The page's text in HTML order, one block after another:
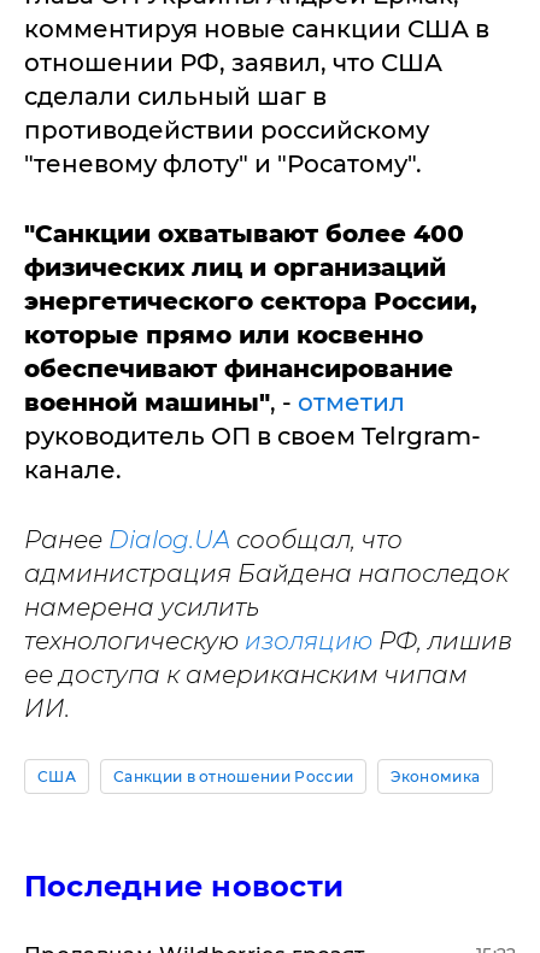
комментируя новые санкции США в
отношении РФ, заявил, что США
сделали сильный шаг в
противодействии российскому
"теневому флоту" и "Росатому".
"Санкции охватывают более 400
физических лиц и организаций
энергетического сектора России,
которые прямо или косвенно
обеспечивают финансирование
военной машины", - отметил
руководитель ОП в своем Telrgram-
канале.
Ранее Dialog.UA сообщал, что
администрация Байдена напоследок
намерена усилить
технологическую изоляцию РФ, лишив
ее доступа к американским чипам
ИИ.
США Санкции в отношении России Экономика
Последние новости